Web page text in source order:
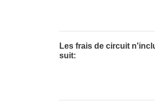
Les frais de circuit
suit: